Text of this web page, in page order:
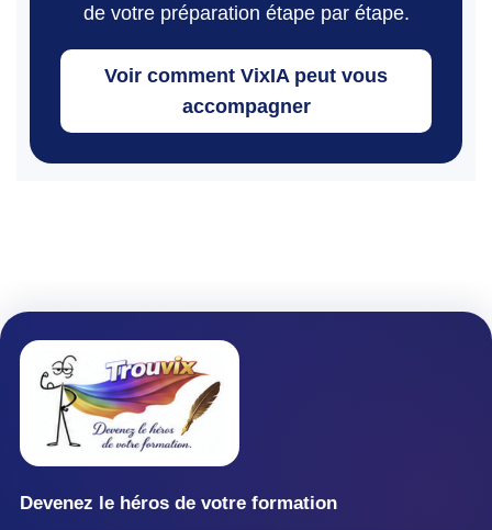
de votre préparation étape par étape.
Voir comment VixIA peut vous
accompagner
Devenez le héros de votre formation